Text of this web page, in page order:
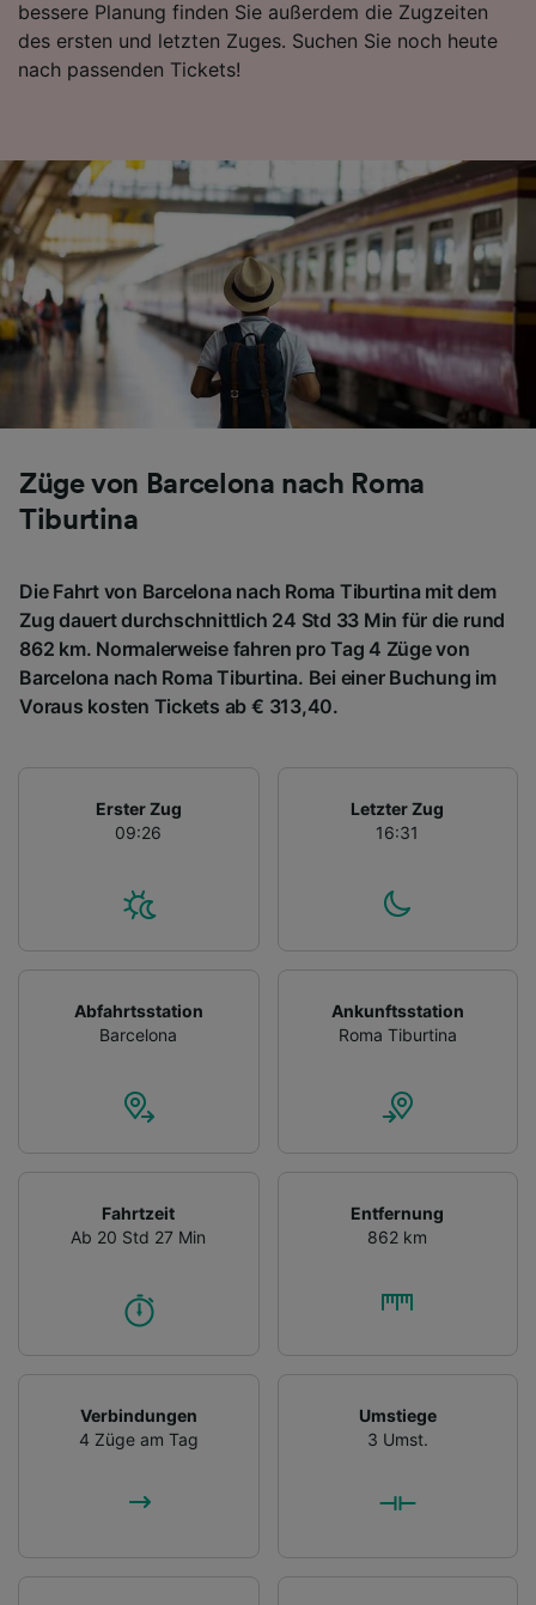
bessere Planung finden Sie außerdem die Zugzeiten
des ersten und letzten Zuges. Suchen Sie noch heute
nach passenden Tickets!
Züge von Barcelona nach Roma
Tiburtina
Die Fahrt von Barcelona nach Roma Tiburtina mit dem
Zug dauert durchschnittlich 24 Std 33 Min für die rund
862 km. Normalerweise fahren pro Tag 4 Züge von
Barcelona nach Roma Tiburtina. Bei einer Buchung im
Voraus kosten Tickets ab € 313,40.
Erster Zug
09:26
Letzter Zug
16:31
Abfahrtsstation
Barcelona
Ankunftsstation
Roma Tiburtina
Fahrtzeit
Ab 20 Std 27 Min
Entfernung
862 km
Verbindungen
4 Züge am Tag
Umstiege
3 Umst.
Folgendes bereitzustellen:
Verwendung genauer Standortdaten.
Endgeräteeigenschaften zur Identifikation
von Werbeleistung und der Performance von
Inhalten, Zielgruppenforschung sowie
Entwicklung und Verbesserung von
Angeboten.
Liste der Partner (Lieferanten)